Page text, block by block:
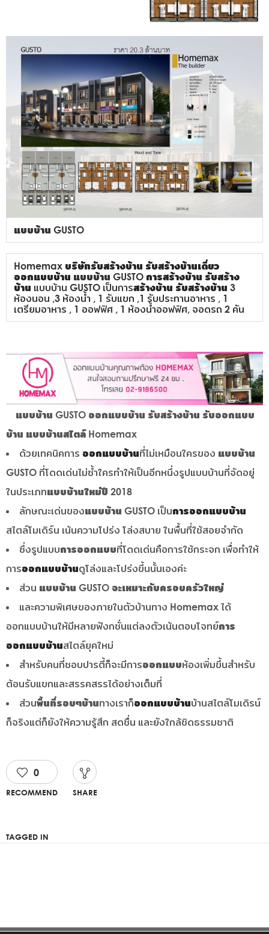
แบบบ้าน GUSTO
Homemax บริษัทรับสร้างบ้าน รับสร้างบ้านเดี่ยว
ออกแบบบ้าน แบบบ้าน GUSTO การสร้างบ้าน รับสร้าง
บ้าน แบบบ้าน GUSTO เป็นการสร้างบ้าน รับสร้างบ้าน 3
ห้องนอน ,3 ห้องน้ำ , 1 รับแขก ,1 รับประทานอาหาร , 1
เตรียมอาหาร , 1 ออฟฟิศ , 1 ห้องน้ำออฟฟิศ, จอดรถ 2 คัน
แบบบ้าน GUSTO ออกแบบบ้าน รับสร้างบ้าน รับออกแบบ
บ้าน แบบบ้านสไตล์ Homemax
ด้วยเทคนิคการ ออกแบบบ้านที่ไม่เหมือนใครของ แบบบ้าน
GUSTO ที่โดดเด่นไม่ซ้ำใครทำให้เป็นอีกหนึ่งรูปแบบบ้านที่จัดอยู่
ในประเภทแบบบ้านใหม่ปี 2018
ลักษณะเด่นของแบบบ้าน GUSTO เป็นการออกแบบบ้าน
สไตล์โมเดิร์น เน้นความโปร่ง โล่งสบาย ในพื้นที่ใช้สอยจำกัด
ซึ่งรูปแบบการออกแบบที่โดดเด่นคือการใช้กระจก เพื่อทำให้
การออกแบบบ้านดูโล่งและโปร่งขึ้นนั้นเองค่ะ
ส่วน แบบบ้าน GUSTO จะเหมาะกับครอบครัวใหญ่
และความพิเศษของภายในตัวบ้านทาง Homemax ได้
ออกแบบบ้านให้มีหลายฟังกชั่นแต่ลงตัวเน้นตอบโจทย์การ
ออกแบบบ้านสไตล์ยุคใหม่
สำหรับคนที่ชอบปารตี้ก็จะมีการออกแบบห้องเพิ่มขึ้นสำหรับ
ต้อนรับแขกและสรรคสรรได้อย่างเต็มที่
ส่วนพื้นที่รอบๆบ้านทางเราก็ออกแบบบ้านบ้านสไตล์โมเดิรน์
ก็จริงแต่ก็ยังให้ความรู้สึก สดชื่น และยังใกล้ชิดธรรมชาติ
0
RECOMMEND SHARE
TAGGED IN